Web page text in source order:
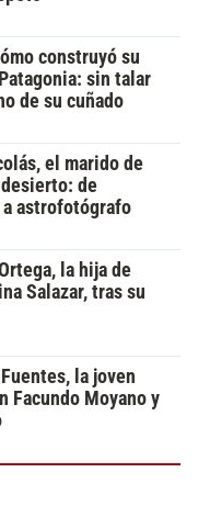
construyó su
sin talar
de su cuñado
el marido de
de
astrofotógrafo
la hija de
Salazar, tras su
la joven
Facundo Moyano y